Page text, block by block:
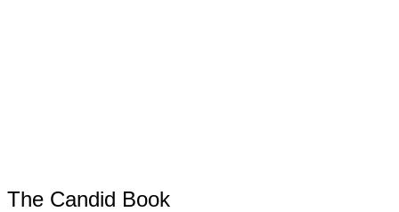
The Candid Book